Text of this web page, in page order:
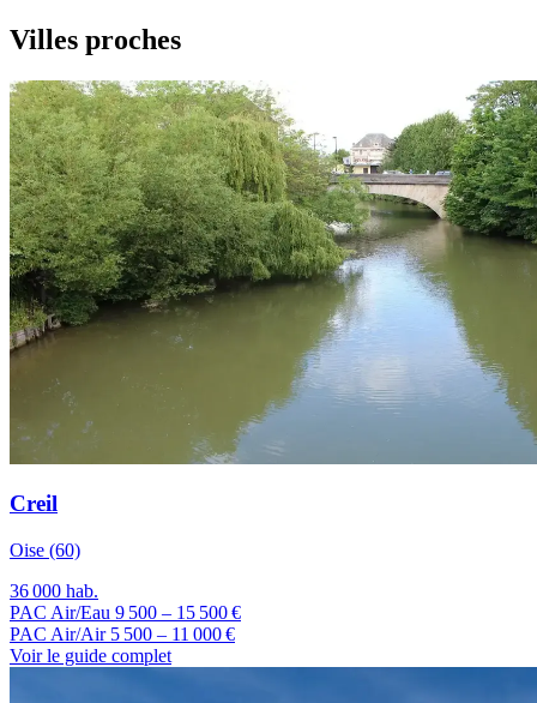
Villes proches
Creil
Oise (60)
36 000 hab.
PAC Air/Eau 9 500 – 15 500 €
PAC Air/Air 5 500 – 11 000 €
Voir le guide complet